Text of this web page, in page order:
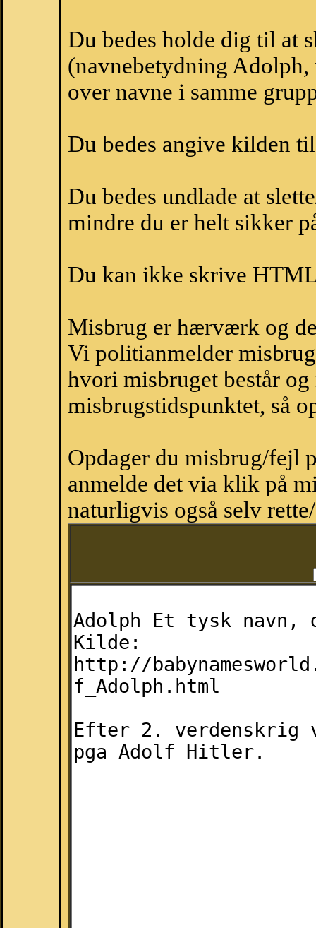
Du bedes holde dig til at
(navnebetydning
over navne i samme
Du bedes angive kilden
Du bedes undlade at
mindre du er helt sikker
Du kan ikke skrive
Misbrug er hærværk og
Vi politianmelder
hvori misbruget består
misbrugstidspunktet, så
Opdager du misbrug/fejl
anmelde det via klik på
naturligvis også selv